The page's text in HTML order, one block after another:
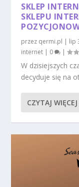
SKLEP
SKLEPU
przez qermi.pl | lip
internet | 0 |
W dzisiejszych
decyduje się na
CZYTAJ WIĘCEJ